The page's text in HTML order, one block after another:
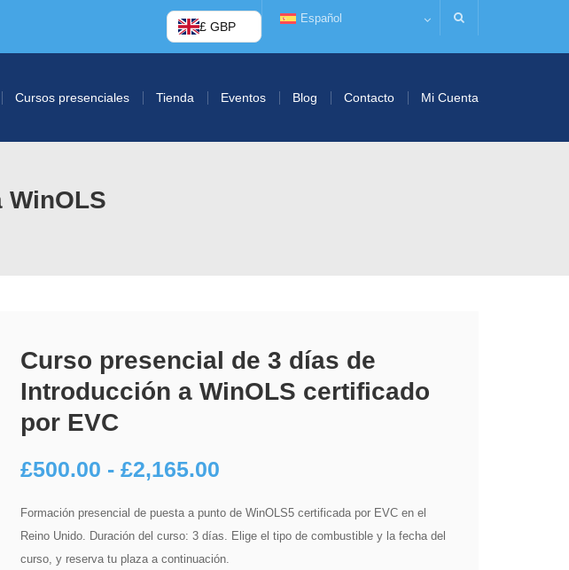
£ GBP
Español
Cursos presenciales Tienda Eventos Blog Contacto Mi Cuenta
Curso presencial de 3 días de
Introducción a WinOLS certificado
por EVC
£500.00 - £2,165.00Rango
de
precios:
Formación presencial de puesta a punto de WinOLS5 certificada por EVC en el
Reino Unido. Duración del curso: 3 días. Elige el tipo de combustible y la fecha del
curso, y reserva tu plaza a continuación.